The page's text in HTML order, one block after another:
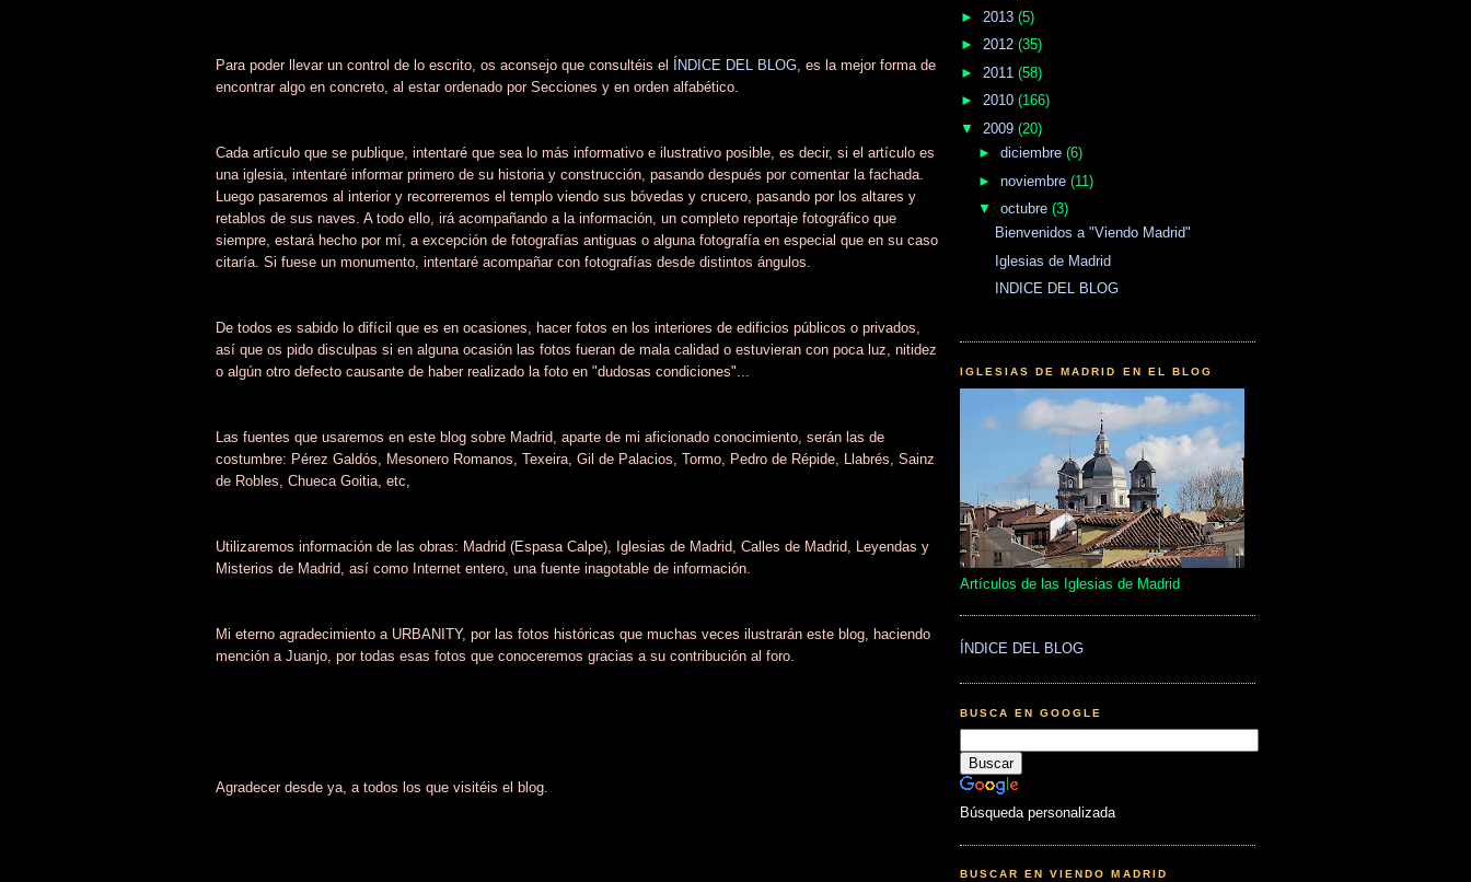
Para poder llevar un control de lo escrito, os aconsejo que consultéis el ÍNDICE DEL BLOG , es la mejor forma de
encontrar algo en concreto, al estar ordenado por Secciones y en orden alfabético.
Cada artículo que se publique, intentaré que sea lo más informativo e ilustrativo posible, es decir, si el artículo es
una iglesia, intentaré informar primero de su historia y construcción, pasando después por comentar la fachada.
Luego pasaremos al interior y recorreremos el templo viendo sus bóvedas y crucero, pasando por los altares y
retablos de sus naves. A todo ello, irá acompañando a la información, un completo reportaje fotográfico que
siempre, estará hecho por mí, a excepción de fotografías antiguas o alguna fotografía en especial que en su caso
citaría. Si fuese un monumento, intentaré acompañar con fotografías desde distintos ángulos.
De todos es sabido lo difícil que es en ocasiones, hacer fotos en los interiores de edificios públicos o privados,
así que os pido disculpas si en alguna ocasión las fotos fueran de mala calidad o estuvieran con poca luz, nitidez
o algún otro defecto causante de haber realizado la foto en "dudosas condiciones"...
Las fuentes que usaremos en este blog sobre Madrid, aparte de mi aficionado conocimiento, serán las de
costumbre: Pérez Galdós, Mesonero Romanos, Texeira, Gil de Palacios, Tormo, Pedro de Répide, Llabrés, Sainz
de Robles, Chueca Goitia, etc,
Utilizaremos información de las obras: Madrid (Espasa Calpe), Iglesias de Madrid, Calles de Madrid, Leyendas y
Misterios de Madrid, así como Internet entero, una fuente inagotable de información.
Mi eterno agradecimiento a URBANITY, por las fotos históricas que muchas veces ilustrarán este blog, haciendo
mención a Juanjo, por todas esas fotos que conoceremos gracias a su contribución al foro.
Agradecer desde ya, a todos los que visitéis el blog.
► 2013 (5)
► 2012 (35)
► 2011 (58)
► 2010 (166)
▼ 2009 (20)
► diciembre (6)
► noviembre (11)
▼ octubre (3)
Bienvenidos a "Viendo Madrid"
Iglesias de Madrid
INDICE DEL BLOG
IGLESIAS DE MADRID EN EL BLOG
Artículos de las Iglesias de Madrid
ÍNDICE DEL BLOG
BUSCA EN GOOGLE
Búsqueda personalizada
BUSCAR EN VIENDO MADRID